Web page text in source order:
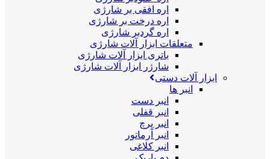
اره افقی بر شارژی
اره درخت بر شارژی
اره گردبر شارژی
متعلقات ابزار آلات شارژی
باتری ابزار آلات شارژی
شارژر ابزار آلات شارژی
ابزار آلات دستی
انبر ها
انبر دست
انبر قفلی
انبر پرچ
انبر آرماتور
انبر کلاغی